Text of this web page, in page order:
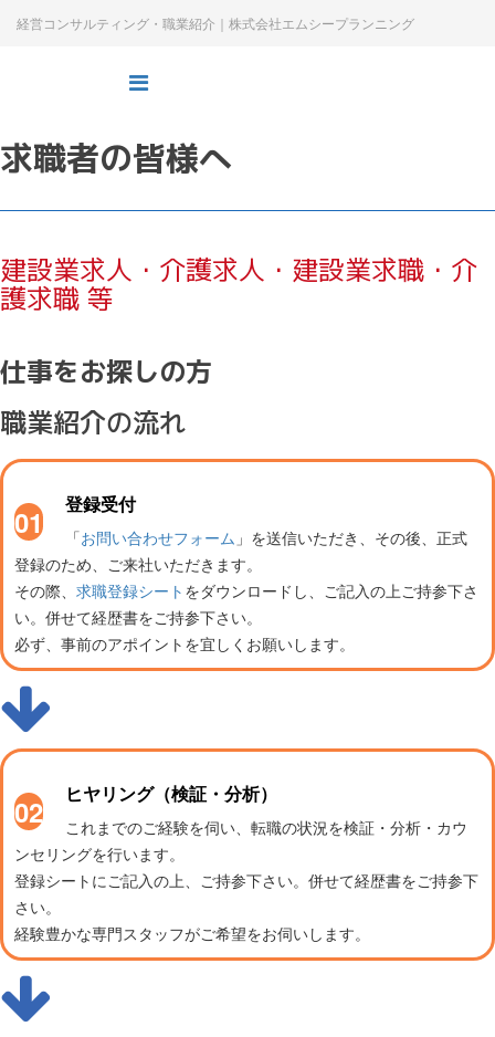
経営コンサルティング・職業紹介｜株式会社エムシープランニング
求職者の皆様へ
建設業求人・介護求人・建設業求職・介
護求職 等
仕事をお探しの方
職業紹介の流れ
01 登録受付
「お問い合わせフォーム 」を送信いただき、その後、正式
登録のため、ご来社いただきます。
その際、 求職登録シート をダウンロードし、ご記入の上ご持参下さ
い。併せて経歴書をご持参下さい。
必ず、事前のアポイントを宜しくお願いします。
02 ヒヤリング（検証・分析）
これまでのご経験を伺い、転職の状況を検証・分析・カウ
ンセリングを行います。
登録シートにご記入の上、ご持参下さい。併せて経歴書をご持参下
さい。
経験豊かな専門スタッフがご希望をお伺いします。